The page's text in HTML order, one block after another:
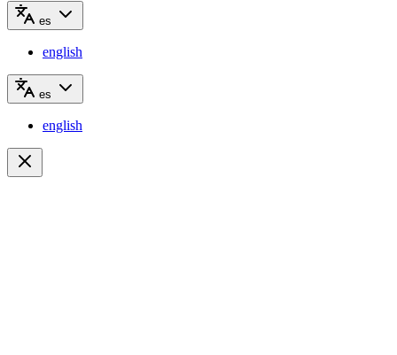
es
english
es
english